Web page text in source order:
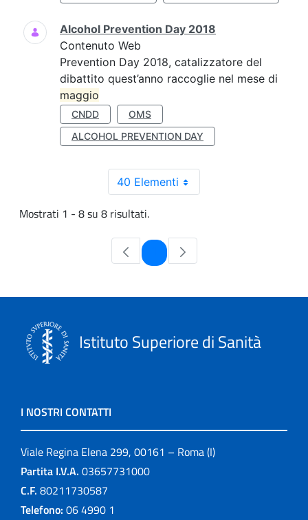
Alcohol Prevention Day 2018
Contenuto Web
Prevention Day 2018, catalizzatore del
dibattito quest’anno raccoglie nel mese di
maggio
CNDD
OMS
ALCOHOL PREVENTION DAY
40 Elementi
Mostrati 1 - 8 su 8 risultati.
Pagina
Istituto Superiore di Sanità
I NOSTRI CONTATTI
Viale Regina Elena 299, 00161 – Roma (I)
Partita I.V.A. 03657731000
C.F. 80211730587
Telefono: 06 4990 1